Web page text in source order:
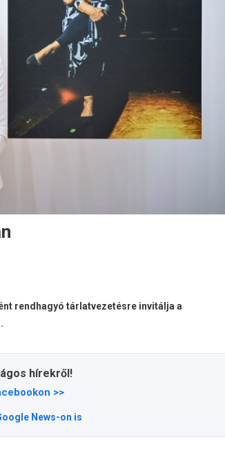
rendhagyó tárlatvezetésre invitálja a
hírekről!
>>
News-on is